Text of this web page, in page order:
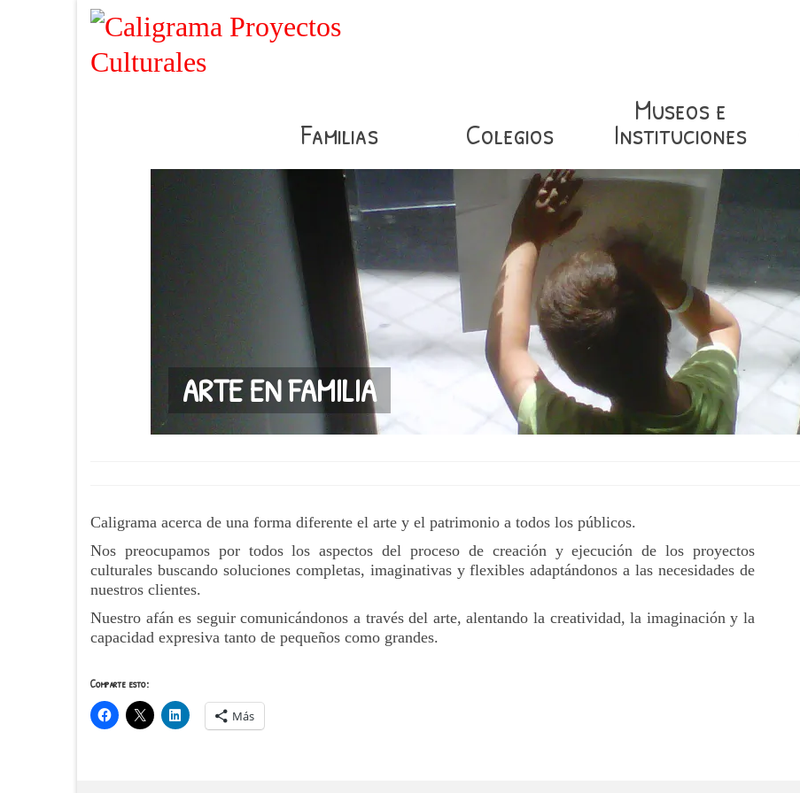
Familias Colegios
Museos e
Instituciones
ARTE EN FAMILIA
Caligrama acerca de una forma diferente el arte y el patrimonio a todos los públicos.
Nos preocupamos por todos los aspectos del proceso de creación y ejecución de los proyectos
culturales buscando soluciones completas, imaginativas y flexibles adaptándonos a las necesidades de
nuestros clientes.
Nuestro afán es seguir comunicándonos a través del arte, alentando la creatividad, la imaginación y la
capacidad expresiva tanto de pequeños como grandes.
Comparte esto:
Más